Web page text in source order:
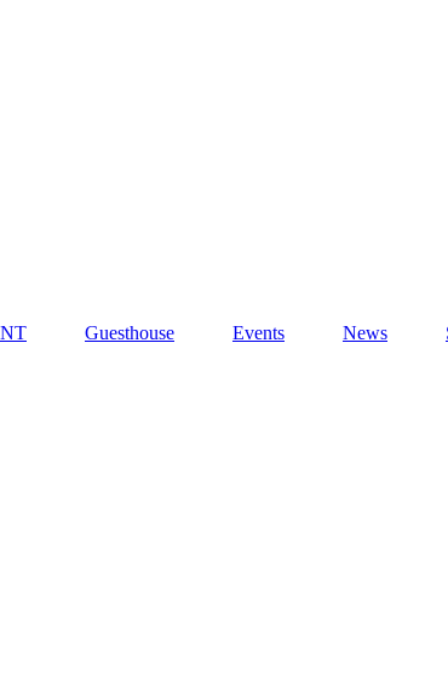
Guesthouse Events News